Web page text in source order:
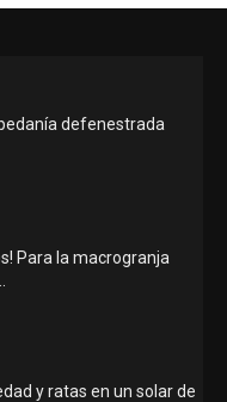
defenestrada
Para la macrogranja
y ratas en un solar de